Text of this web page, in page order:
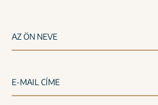
AZ ÖN NEVE
E-MAIL CÍME